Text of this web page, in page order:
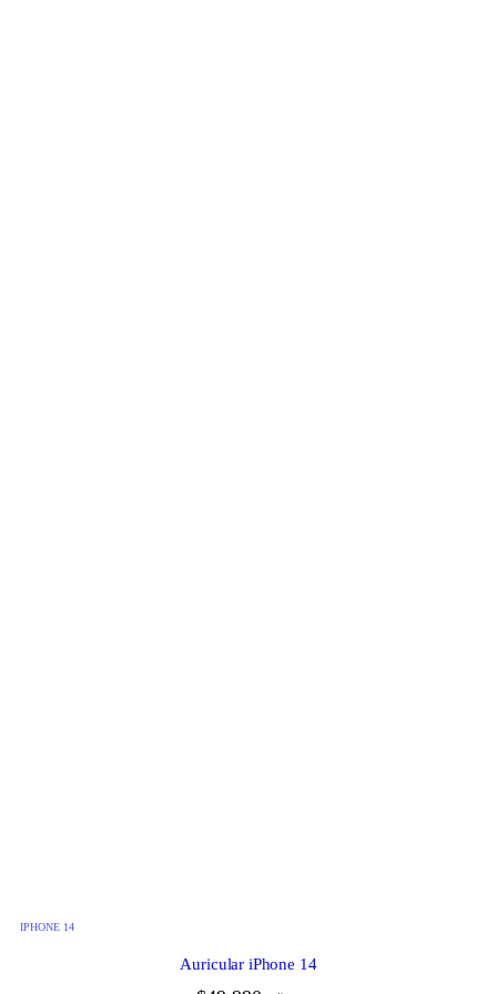
IPHONE 14
Auricular iPhone 14